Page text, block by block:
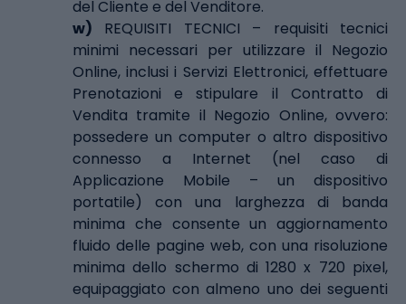
del Cliente e del Venditore.
w) REQUISITI TECNICI – requisiti tecnici
minimi necessari per utilizzare il Negozio
Online, inclusi i Servizi Elettronici, effettuare
Prenotazioni e stipulare il Contratto di
Vendita tramite il Negozio Online, ovvero:
possedere un computer o altro dispositivo
connesso a Internet (nel caso di
Applicazione Mobile – un dispositivo
portatile) con una larghezza di banda
minima che consente un aggiornamento
fluido delle pagine web, con una risoluzione
minima dello schermo di 1280 x 720 pixel,
equipaggiato con almeno uno dei seguenti